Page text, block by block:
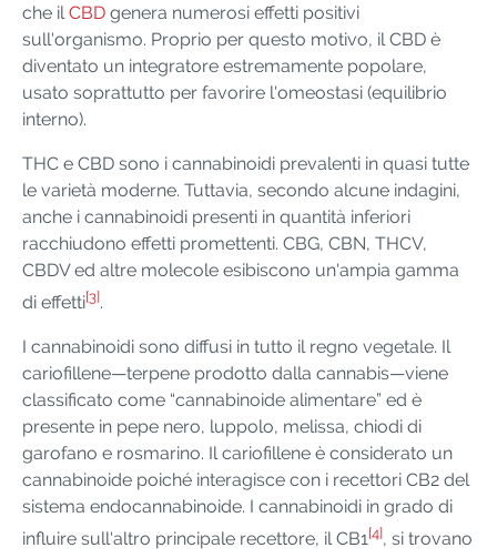
che il CBD genera numerosi effetti positivi
sull'organismo. Proprio per questo motivo, il CBD è
diventato un integratore estremamente popolare,
usato soprattutto per favorire l'omeostasi (equilibrio
interno).
THC e CBD sono i cannabinoidi prevalenti in quasi tutte
le varietà moderne. Tuttavia, secondo alcune indagini,
anche i cannabinoidi presenti in quantità inferiori
racchiudono effetti promettenti. CBG, CBN, THCV,
CBDV ed altre molecole esibiscono un'ampia gamma
di effetti[3].
I cannabinoidi sono diffusi in tutto il regno vegetale. Il
cariofillene—terpene prodotto dalla cannabis—viene
classificato come “cannabinoide alimentare” ed è
presente in pepe nero, luppolo, melissa, chiodi di
garofano e rosmarino. Il cariofillene è considerato un
cannabinoide poiché interagisce con i recettori CB2 del
sistema endocannabinoide. I cannabinoidi in grado di
influire sull'altro principale recettore, il CB1[4] , si trovano